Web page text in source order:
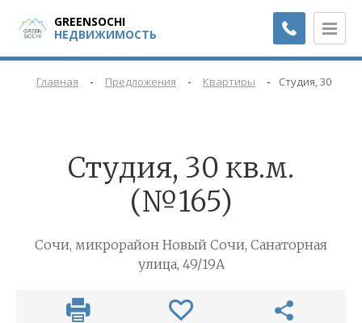
GREENSOCHI
НЕДВИЖИМОСТЬ
Главная - Предложения - Квартиры - Студия, 30
Студия, 30 кв.м.
(№165)
Сочи, микрорайон Новый Сочи, Санаторная
улица, 49/19А